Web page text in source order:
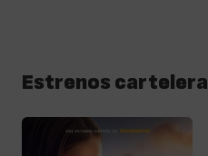
Estrenos cartelera